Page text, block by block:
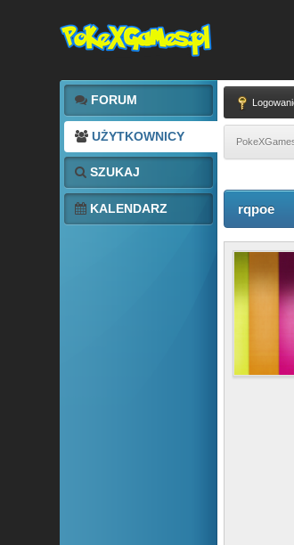
FORUM
UŻYTKOWNICY
SZUKAJ
KALENDARZ rqpoe